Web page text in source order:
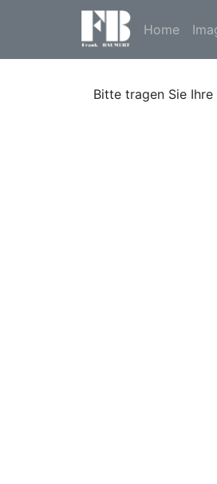
Home
Bitte tragen Sie